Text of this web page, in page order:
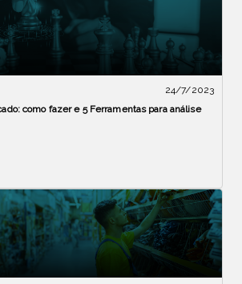
24/7/2023
como fazer e 5 Ferramentas para análise